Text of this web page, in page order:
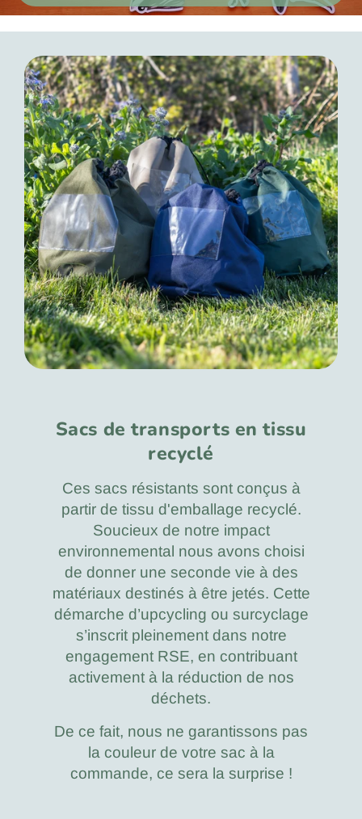
Sacs de transports en tissu
recyclé
Ces sacs résistants sont conçus à
partir de tissu d'emballage recyclé.
Soucieux de notre impact
environnemental nous avons choisi
de donner une seconde vie à des
matériaux destinés à être jetés. Cette
démarche d’upcycling ou surcyclage
s’inscrit pleinement dans notre
engagement RSE, en contribuant
activement à la réduction de nos
déchets.
De ce fait, nous ne garantissons pas
la couleur de votre sac à la
commande, ce sera la surprise !